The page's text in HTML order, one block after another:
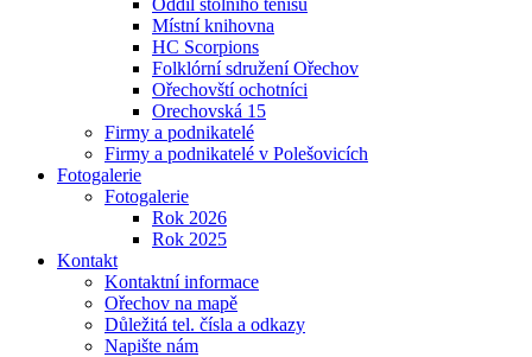
Oddíl stolního tenisu
Místní knihovna
HC Scorpions
Folklórní sdružení Ořechov
Ořechovští ochotníci
Orechovská 15
Firmy a podnikatelé
Firmy a podnikatelé v Polešovicích
Fotogalerie
Fotogalerie
Rok 2026
Rok 2025
Kontakt
Kontaktní informace
Ořechov na mapě
Důležitá tel. čísla a odkazy
Napište nám